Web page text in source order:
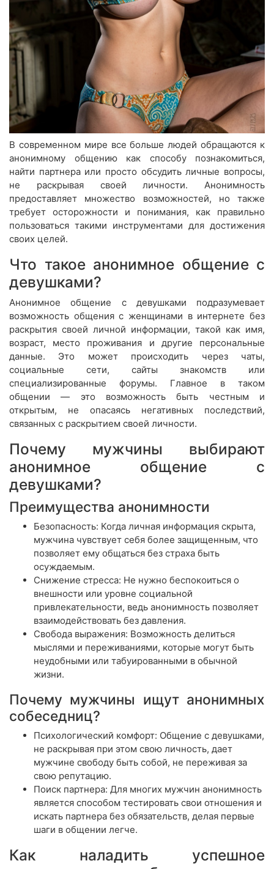
В современном мире все больше людей обращаются к
анонимному общению как способу познакомиться,
найти партнера или просто обсудить личные вопросы,
не раскрывая своей личности. Анонимность
предоставляет множество возможностей, но также
требует осторожности и понимания, как правильно
пользоваться такими инструментами для достижения
своих целей.
Что такое анонимное общение с
девушками?
Анонимное общение с девушками подразумевает
возможность общения с женщинами в интернете без
раскрытия своей личной информации, такой как имя,
возраст, место проживания и другие персональные
данные. Это может происходить через чаты,
социальные сети, сайты знакомств или
специализированные форумы. Главное в таком
общении — это возможность быть честным и
открытым, не опасаясь негативных последствий,
связанных с раскрытием своей личности.
Почему мужчины выбирают
анонимное общение с
девушками?
Преимущества анонимности
Безопасность: Когда личная информация скрыта,
мужчина чувствует себя более защищенным, что
позволяет ему общаться без страха быть
осуждаемым.
Снижение стресса: Не нужно беспокоиться о
внешности или уровне социальной
привлекательности, ведь анонимность позволяет
взаимодействовать без давления.
Свобода выражения: Возможность делиться
мыслями и переживаниями, которые могут быть
неудобными или табуированными в обычной
жизни.
Почему мужчины ищут анонимных
собеседниц?
Психологический комфорт: Общение с девушками,
не раскрывая при этом свою личность, дает
мужчине свободу быть собой, не переживая за
свою репутацию.
Поиск партнера: Для многих мужчин анонимность
является способом тестировать свои отношения и
искать партнера без обязательств, делая первые
шаги в общении легче.
Как наладить успешное